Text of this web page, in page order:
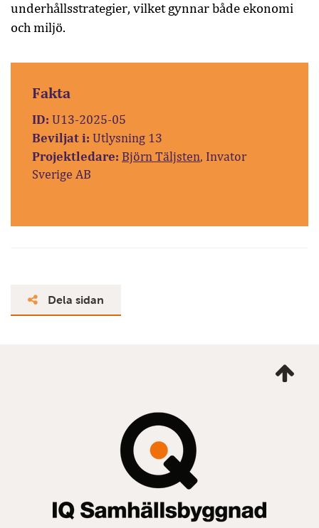
underhållsstrategier, vilket gynnar både ekonomi
och miljö.
Fakta
ID: U13-2025-05
Beviljat i: Utlysning 13
Projektledare: Björn Täljsten, Invator
Sverige AB
Dela sidan
mig